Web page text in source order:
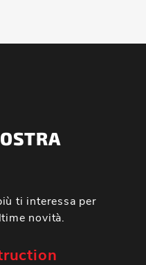
ti interessa per
novità.